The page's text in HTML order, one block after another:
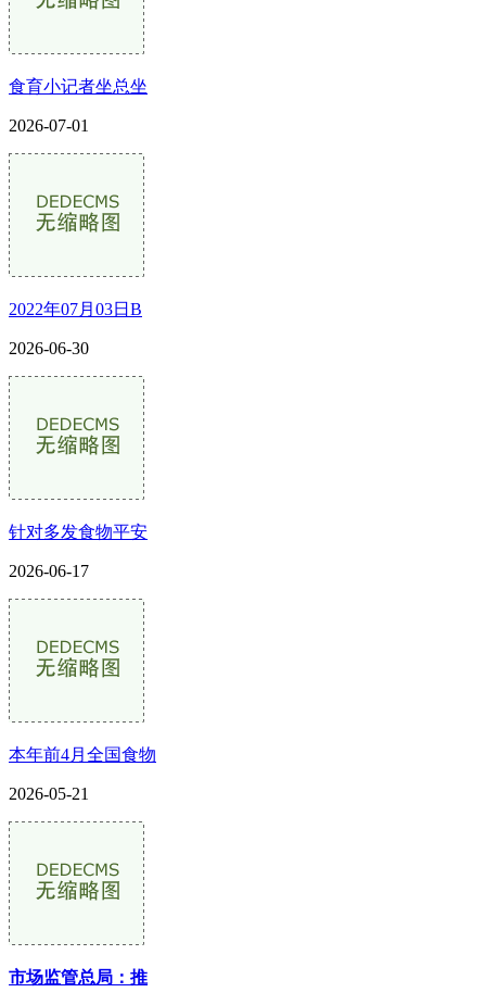
食育小记者坐总坐
2026-07-01
2022年07月03日B
2026-06-30
针对多发食物平安
2026-06-17
本年前4月全国食物
2026-05-21
市场监管总局：推